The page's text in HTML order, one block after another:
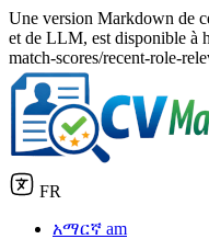
Une version Markdown de
et de LLM, est disponible à
match-scores/recent-role-
FR
አማርኛ am